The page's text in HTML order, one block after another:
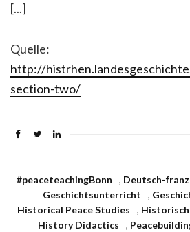
[...]
Quelle:
http://
section-two/
#peaceteachingBonn , Deutsch-
Geschichtsunterricht
,
Historical Peace Studies
,
History Didactics
,